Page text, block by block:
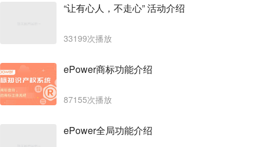
“让有心人，不走心” 活动介绍
33199次播放
ePower商标功能介绍
87155次播放
ePower全局功能介绍